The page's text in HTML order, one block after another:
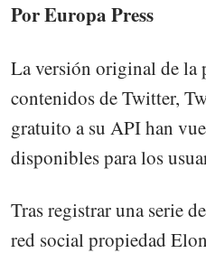
Por Europa Press
La versión original de la
contenidos de Twitter,
gratuito a su API han
disponibles para los
Tras registrar una serie
red social propiedad